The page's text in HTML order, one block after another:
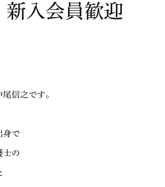
新入会員歓迎
信之です。
身で
士の